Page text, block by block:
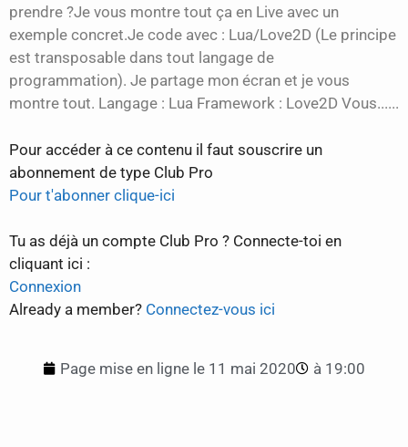
prendre ?Je vous montre tout ça en Live avec un
exemple concret.Je code avec : Lua/Love2D (Le principe
est transposable dans tout langage de
programmation). Je partage mon écran et je vous
montre tout. Langage : Lua Framework : Love2D Vous......
Pour accéder à ce contenu il faut souscrire un
abonnement de type Club Pro
Pour t'abonner clique-ici
Tu as déjà un compte Club Pro ? Connecte-toi en
cliquant ici :
Connexion
Already a member? Connectez-vous ici
Page mise en ligne le 11 mai 2020 à 19:00